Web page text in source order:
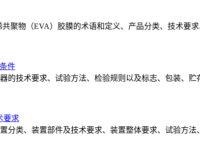
聚物（EVA）胶膜的术语和定义、产品分类、技术要
件
的技术要求、试验方法、检验规则以及标志、包装、
要求
分类、装置部件及技术要求、装置整体要求、试验方